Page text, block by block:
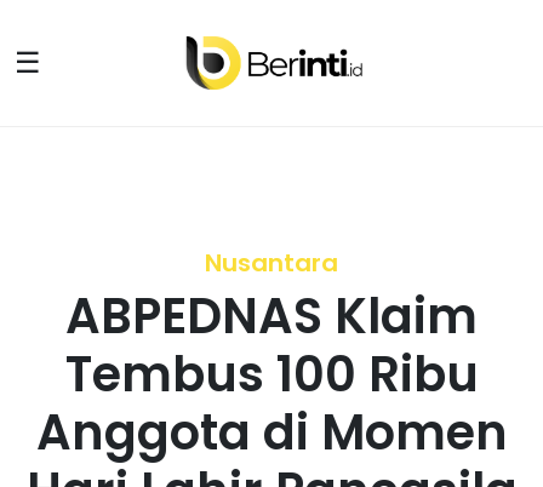
☰
Nusantara
ABPEDNAS Klaim
Tembus 100 Ribu
Anggota di Momen